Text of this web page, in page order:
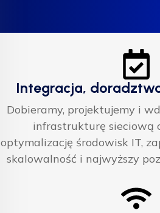
Integracja,
Dobieramy, projektujemy i
infrastrukturę sieciową
optymalizację środowisk IT,
skalowalność i najwyższy